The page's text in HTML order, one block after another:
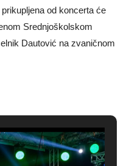
od koncerta će
Srednjoškolskom
Dautović na zvaničnom